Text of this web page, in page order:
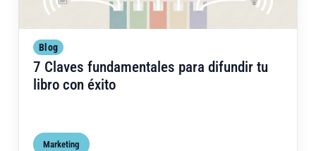
Blog
7 Claves fundamentales para difundir tu
libro con éxito
Marketing